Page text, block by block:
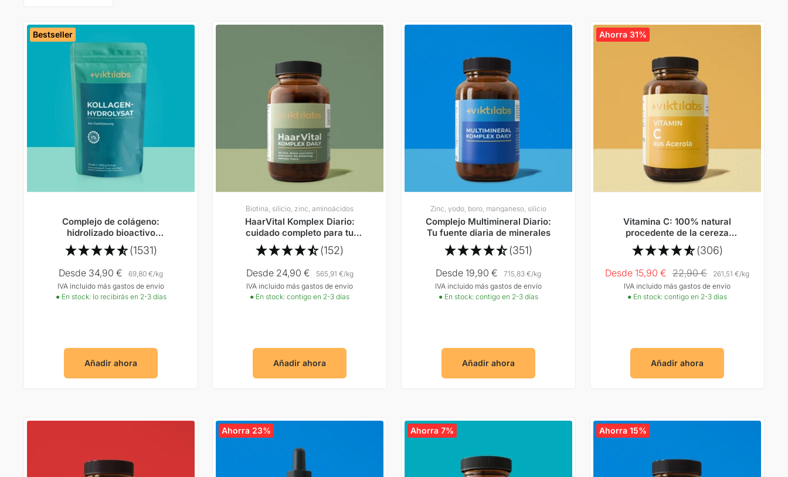
Bestseller
Complejo de colágeno:
hidrolizado bioactivo
procedente de ganado
alimentado exclusivamente con
(1531)
Precio
Oferta
Desde 34,90 € 69,80 €/kg
IVA incluido más gastos de envío
● En stock: lo recibirás en 2-3 días
Añadir ahora
Biotina, silicio, zinc, aminoácidos
HaarVital Komplex Diario:
cuidado completo para tu
cabello
(152)
Precio
Oferta
Desde 24,90 € 565,91 €/kg
IVA incluido más gastos de envío
● En stock: contigo en 2-3 días
Añadir ahora
Zinc, yodo, boro, manganeso, silicio
Complejo Multimineral Diario:
Tu fuente diaria de minerales
(351)
Precio
Oferta
Desde 19,90 € 715,83 €/kg
IVA incluido más gastos de envío
● En stock: contigo en 2-3 días
Añadir ahora
Ahorra 31%
Vitamina C: 100% natural
procedente de la cereza
acerola con polifenoles
(306)
Precio
Oferta
Desde 15,90 € Precio
normal
22,90 € 261,51 €/kg
IVA incluido más gastos de envío
● En stock: contigo en 2-3 días
Añadir ahora
Ahorra 23% Ahorra 7% Ahorra 15%